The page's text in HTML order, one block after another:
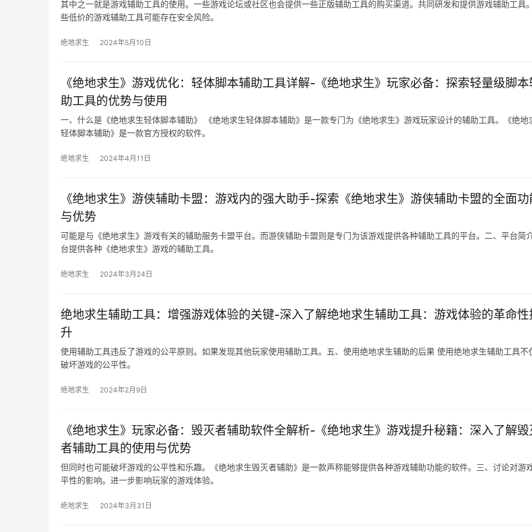
其中之一就是游戏辅助工具的使用。一些游戏论坛或社区也会提供一些正版辅助工具的购买渠道。共同研发和提供游戏辅助工具
些低价的游戏辅助工具可能存在安全风险。
绝地求生 2024年5月10日
《绝地求生》游戏优化：轻体脚本辅助工具详解-《绝地求生》玩家必备：探索轻量级脚本
助工具的优势与使用
一、什么是《绝地求生轻体脚本辅助》 《绝地求生轻体脚本辅助》是一款专门为《绝地求生》游戏玩家设计的辅助工具。《绝地
轻体脚本辅助》是一款官方授权的软件。
绝地求生 2024年4月11日
《绝地求生》游侠辅助卡盟：游戏内的强大助手-探索《绝地求生》游侠辅助卡盟的全面功
与优势
可能是与《绝地求生》游戏有关的辅助服务卡盟平台。而游侠辅助卡盟则是专门为该游戏提供各种辅助工具的平台。二、平台简
台提供各种《绝地求生》游戏的辅助工具。
绝地求生 2024年3月24日
绝地求生辅助工具：增强游戏体验的关键-深入了解绝地求生辅助工具：游戏体验的革命性
升
使用辅助工具违反了游戏的公平原则。如果发现其他玩家使用辅助工具。五、使用绝地求生辅助的后果 使用绝地求生辅助工具不
破坏游戏的公平性。
绝地求生 2024年2月9日
《绝地求生》玩家必备：毁灭者辅助软件全解析-《绝地求生》游戏提升秘籍：深入了解毁
者辅助工具的使用与优势
但同时也可能破坏游戏的公平性和乐趣。《绝地求生毁灭者辅助》是一款声称能够提供各种游戏辅助功能的软件。三、讨论对游
平性的影响。进一步影响玩家的游戏体验。
绝地求生 2024年3月31日